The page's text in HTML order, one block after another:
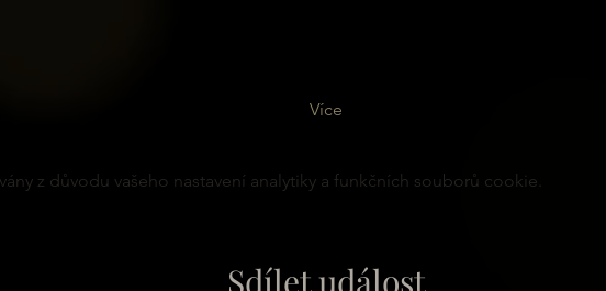
Více
z důvodu vašeho nastavení analytiky a funkčních souborů cookie.
Sdílet událost